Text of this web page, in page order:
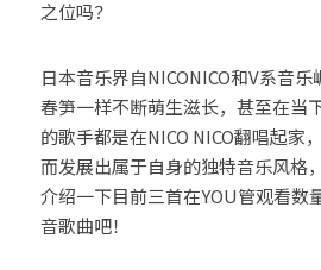
Masquerade）
angela (アンジェラ)
超ときめき♡宣伝部
CiON（シーオン）
H△G（ハグ）
之位吗？
日本音乐界自NICONICO和V系音
春笋一样不断萌生滋长，甚至在当
的歌手都是在NICO NICO翻唱起家
而发展出属于自身的独特音乐风格
介绍一下目前三首在YOU管观看数
音歌曲吧！